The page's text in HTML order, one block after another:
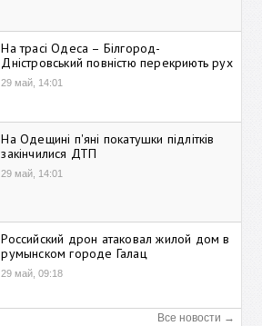
На трасі Одеса – Білгород-
Дністровський повністю перекриють рух
29 май, 14:01
На Одещині п'яні покатушки підлітків
закінчилися ДТП
29 май, 14:01
Российский дрон атаковал жилой дом в
румынском городе Галац
29 май, 09:18
Все новости →